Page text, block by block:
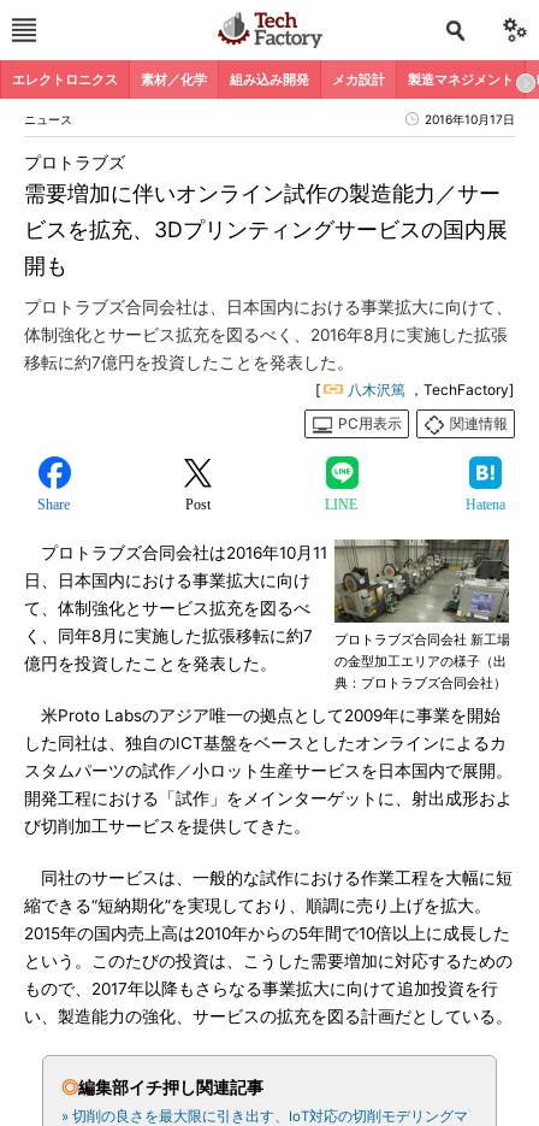
エレクトロニクス 素材／化学 組み込み開発 メカ設計 製造マネジメント
ニュース 2016年10月17日
需要増加に伴いオンライン試作の製造能力／サー
ビスを拡充、3Dプリンティングサービスの国内展
開も
プロトラブズ
プロトラブズ合同会社は、日本国内における事業拡大に向けて、
体制強化とサービス拡充を図るべく、2016年8月に実施した拡張
移転に約7億円を投資したことを発表した。
[ 八木沢篤 ，TechFactory]
PC用表示
関連情報
Share Post LINE Hatena
プロトラブズ合同会社 新工場
の金型加工エリアの様子（出
典：プロトラブズ合同会社）
プロトラブズ合同会社は2016年10月11
日、日本国内における事業拡大に向け
て、体制強化とサービス拡充を図るべ
く、同年8月に実施した拡張移転に約7
億円を投資したことを発表した。
米Proto Labsのアジア唯一の拠点として2009年に事業を開始
した同社は、独自のICT基盤をベースとしたオンラインによるカ
スタムパーツの試作／小ロット生産サービスを日本国内で展開。
開発工程における「試作」をメインターゲットに、射出成形およ
び切削加工サービスを提供してきた。
同社のサービスは、一般的な試作における作業工程を大幅に短
縮できる“短納期化”を実現しており、順調に売り上げを拡大。
2015年の国内売上高は2010年からの5年間で10倍以上に成長した
という。このたびの投資は、こうした需要増加に対応するための
もので、2017年以降もさらなる事業拡大に向けて追加投資を行
い、製造能力の強化、サービスの拡充を図る計画だとしている。
◎編集部イチ押し関連記事
» 切削の良さを最大限に引き出す、IoT対応の切削モデリングマ